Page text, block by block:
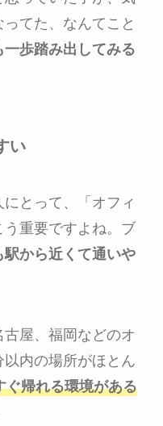
てた、なんてこと
一歩踏み出してみる
い
とって、「オフィ
う重要ですよね。ブ
駅から近くて通いや
屋、福岡などのオ
内の場所がほとん
ぐ帰れる環境がある